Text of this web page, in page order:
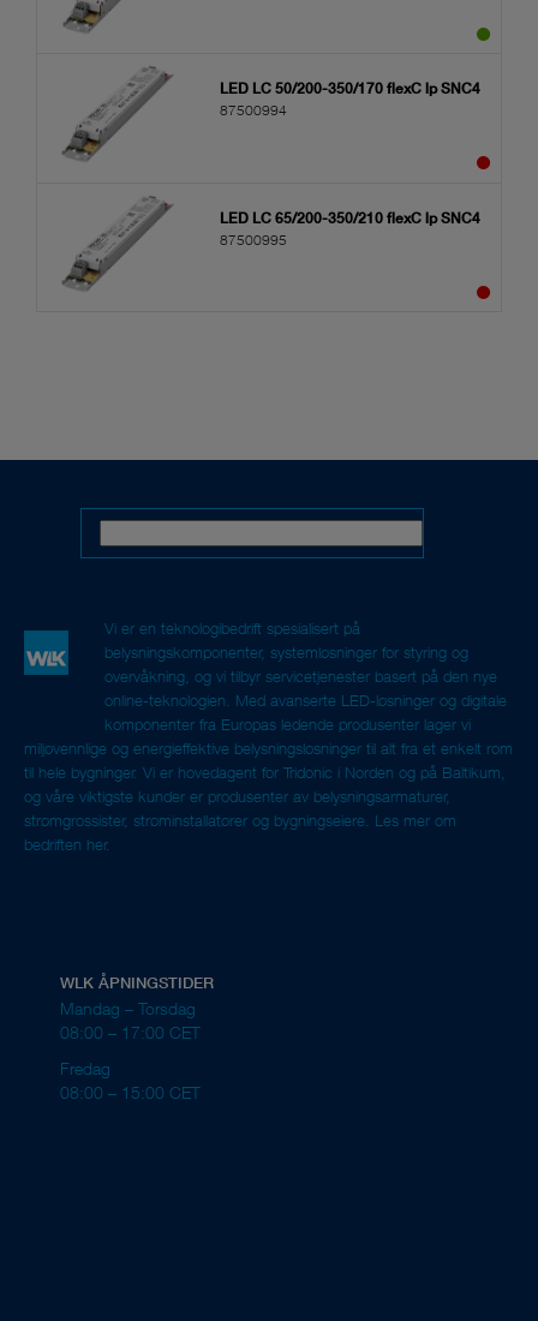
LED LC 50/200-350/170 flexC lp SNC4
87500994
LED LC 65/200-350/210 flexC lp SNC4
87500995
Vi er en teknologibedrift spesialisert på
belysningskomponenter, systemløsninger for styring og
overvåkning, og vi tilbyr servicetjenester basert på den nye
online-teknologien. Med avanserte LED-løsninger og digitale
komponenter fra Europas ledende produsenter lager vi
miljøvennlige og energieffektive belysningsløsninger til alt fra et enkelt rom
til hele bygninger. Vi er hovedagent for Tridonic i Norden og på Baltikum,
og våre viktigste kunder er produsenter av belysningsarmaturer,
strømgrossister, strøminstallatører og bygningseiere. Les mer om
bedriften her.
WLK ÅPNINGSTIDER
Mandag – Torsdag
08:00 – 17:00 CET
Fredag
08:00 – 15:00 CET